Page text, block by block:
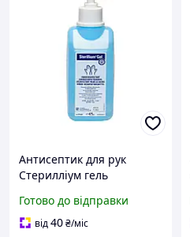
Антисептик для рук
Стерилліум гель
дозатором
Готово до відправки
від40₴/міс